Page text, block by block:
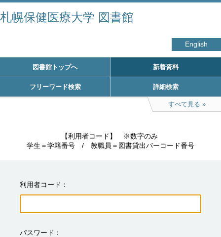
札幌保健医療大学 図書館
English
図書館トップへ 新着資料
フリーワード検索 詳細検索
すべて見る
【利用者コード】　※数字のみ
学生＝学籍番号　/　教職員＝図書貸出バーコード番号
利用者コード
パスワード